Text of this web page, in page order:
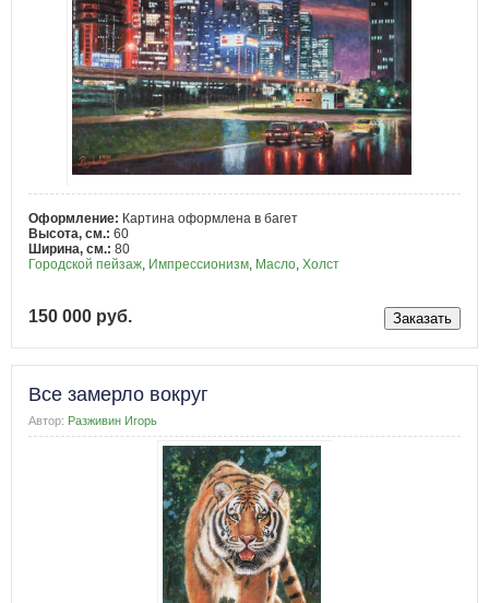
Оформление: Картина оформлена в багет
Высота, см.: 60
Ширина, см.: 80
Городской пейзаж, Импрессионизм, Масло, Холст
150 000 руб.
Все замерло вокруг
Автор: Разживин Игорь